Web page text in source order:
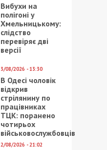
Вибухи на
полігоні у
Хмельницькому:
слідство
перевіряє дві
версії
3/08/2026 - 13:30
В Одесі чоловік
відкрив
стрілянину по
працівниках
ТЦК: поранено
чотирьох
військовослужбовців
2/08/2026 - 21:02